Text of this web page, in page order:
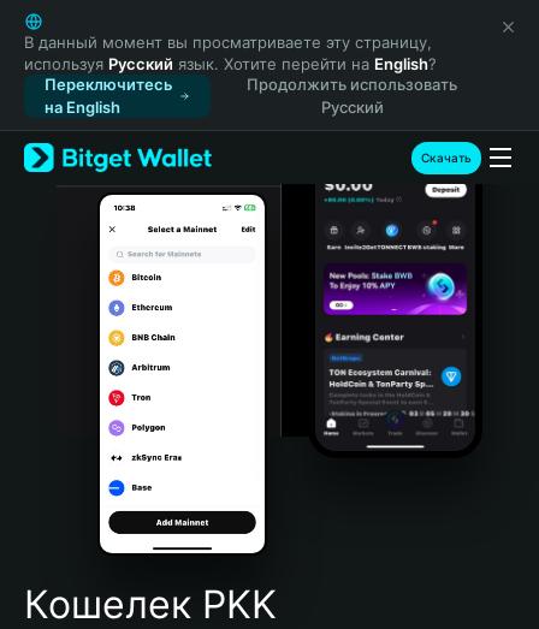
English
日本語
Tiếng Việt
Русский
Español (Latinoamérica)
Türkçe
Italiano
Português (Portugal)
Bahasa Indonesia
Português (Brasil)
Español (Argentina)
В данный момент вы просматриваете эту страницу,
используя Русский язык. Хотите перейти на English?
Переключитесь
на English
Продолжить использовать
Русский
Скачать
Кошелек PKK